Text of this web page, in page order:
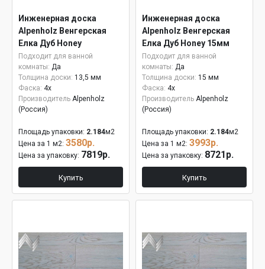
Инженерная доска
Alpenholz Венгерская
Елка Дуб Honey
Подходит для ванной
комнаты: Да
Толщина доски: 13,5 мм
Фаска: 4x
Производитель Alpenholz
(Россия)
Площадь упаковки: 2.184м2
Цена за 1 м2: 3580р.
Цена за упаковку: 7819р.
Купить
Инженерная доска
Alpenholz Венгерская
Елка Дуб Honey 15мм
Подходит для ванной
комнаты: Да
Толщина доски: 15 мм
Фаска: 4x
Производитель Alpenholz
(Россия)
Площадь упаковки: 2.184м2
Цена за 1 м2: 3993р.
Цена за упаковку: 8721р.
Купить